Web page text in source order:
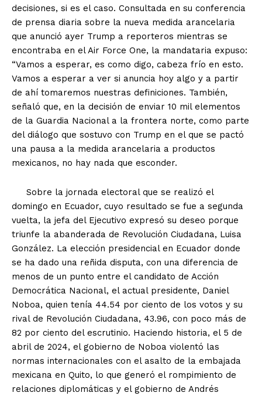
decisiones, si es el caso. Consultada en su conferencia
de prensa diaria sobre la nueva medida arancelaria
que anunció ayer Trump a reporteros mientras se
encontraba en el Air Force One, la mandataria expuso:
“Vamos a esperar, es como digo, cabeza frío en esto.
Vamos a esperar a ver si anuncia hoy algo y a partir
de ahí tomaremos nuestras definiciones. También,
señaló que, en la decisión de enviar 10 mil elementos
de la Guardia Nacional a la frontera norte, como parte
del diálogo que sostuvo con Trump en el que se pactó
una pausa a la medida arancelaria a productos
mexicanos, no hay nada que esconder.
Sobre la jornada electoral que se realizó el
domingo en Ecuador, cuyo resultado se fue a segunda
vuelta, la jefa del Ejecutivo expresó su deseo porque
triunfe la abanderada de Revolución Ciudadana, Luisa
González. La elección presidencial en Ecuador donde
se ha dado una reñida disputa, con una diferencia de
menos de un punto entre el candidato de Acción
Democrática Nacional, el actual presidente, Daniel
Noboa, quien tenía 44.54 por ciento de los votos y su
rival de Revolución Ciudadana, 43.96, con poco más de
82 por ciento del escrutinio. Haciendo historia, el 5 de
abril de 2024, el gobierno de Noboa violentó las
normas internacionales con el asalto de la embajada
mexicana en Quito, lo que generó el rompimiento de
relaciones diplomáticas y el gobierno de Andrés